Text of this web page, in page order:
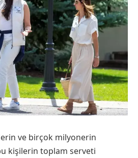
ve birçok milyonerin
kişilerin toplam serveti